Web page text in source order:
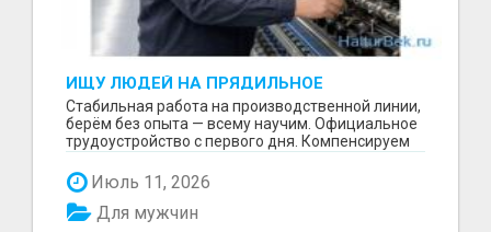
ИЩУ ЛЮДЕЙ НА ПРЯДИЛЬНОЕ
ПРОИЗВОДСТВО В ЖИЛИНО-2
(ЛЮБЕРЦЫ), ФАБРИКА «ПЕХОРСКИЙ
ТЕКСТИЛЬ»
Стабильная работа на производственной линии,
берём без опыта — всему научим. Официальное
трудоустройство с первого дня. Компенсируем
Июль 11, 2026
Для мужчин